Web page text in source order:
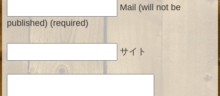
Mail (will not be
published) (required)
サイト